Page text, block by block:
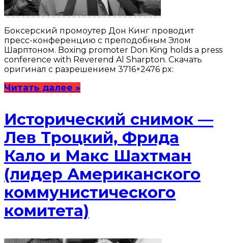
Боксерский промоутер Дон Кинг проводит
пресс-конференцию с преподобным Элом
Шарптоном. Boxing promoter Don King holds a press
conference with Reverend Al Sharpton. Скачать
оригинал с разрешением 3716×2476 px:
Читать далее »
Исторический снимок —
Лев Троцкий, Фрида
Кало и Макс Шахтман
(лидер Американского
коммунистического
комитета)